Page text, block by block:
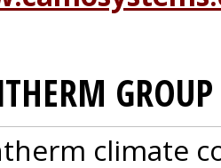
GROUP
climate